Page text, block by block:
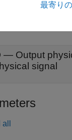
— Output
signal
最寄り